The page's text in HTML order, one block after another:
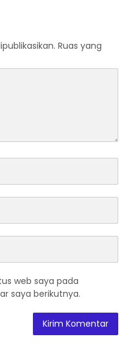
Ruas yang
web saya pada
saya berikutnya.